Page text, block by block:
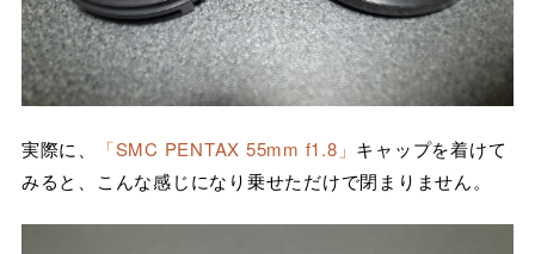
実際に、 「SMC PENTAX 55mm f1.8」 キャップを着けて
みると、こんな感じになり乗せただけで閉まりません。